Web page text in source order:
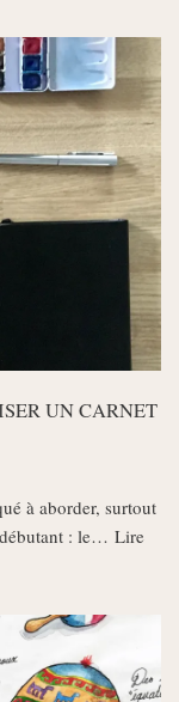
UN CARNET
à aborder, surtout
: le… Lire